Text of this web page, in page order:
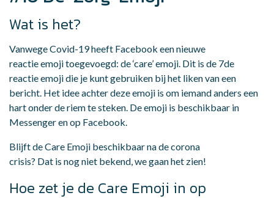
Wat is het?
Vanwege Covid-19 heeft Facebook een nieuwe
reactie emoji toegevoegd: de ‘care’ emoji. Dit is de 7de
reactie emoji die je kunt gebruiken bij het liken van een
bericht. Het idee achter deze emoji is om iemand anders een
hart onder de riem te steken. De emoji is beschikbaar in
Messenger en op Facebook.
Blijft de Care Emoji beschikbaar na de corona
crisis? Dat is nog niet bekend, we gaan het zien!
Hoe zet je de Care Emoji in op